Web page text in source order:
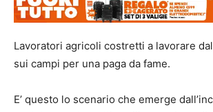
Lavoratori agricoli costretti a lavorare
sui campi per una paga da fame.
E’ questo lo scenario che emerge